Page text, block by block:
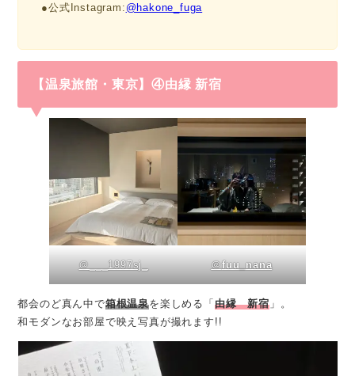
●公式Instagram: @hakone_fuga
【温泉旅館・東京】④由縁 新宿
＠___1997sj_ ＠fuu_nana
都会のど真ん中で箱根温泉を楽しめる「 由縁 新宿」。
和モダンなお部屋で映え写真が撮れます!!